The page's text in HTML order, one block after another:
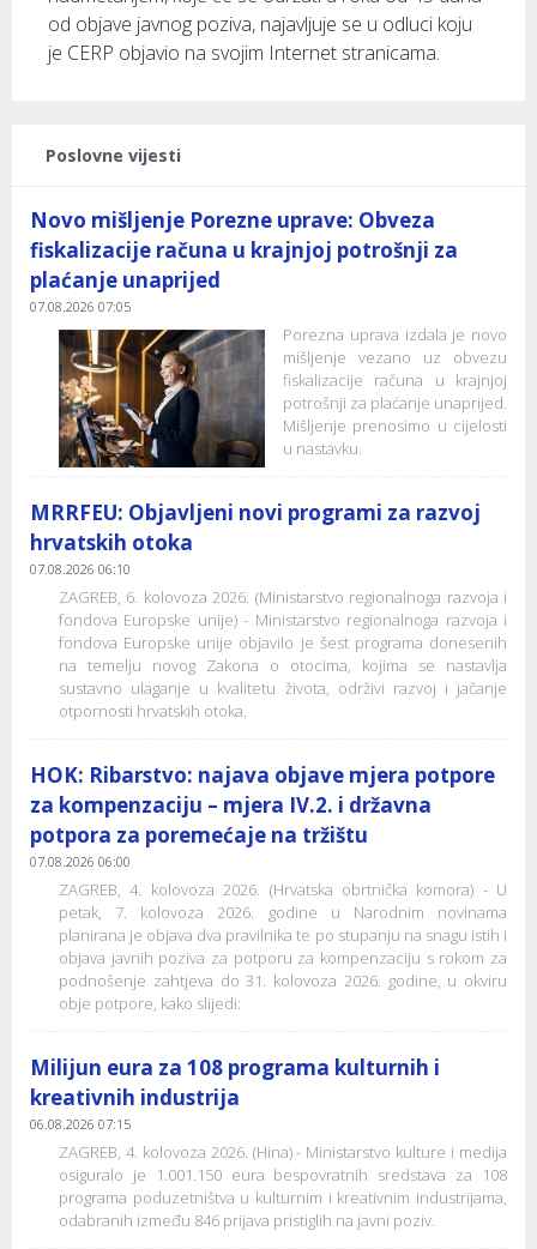
od objave javnog poziva, najavljuje se u odluci koju
je CERP objavio na svojim Internet stranicama.
Poslovne vijesti
Novo mišljenje Porezne uprave: Obveza
fiskalizacije računa u krajnjoj potrošnji za
plaćanje unaprijed
07.08.2026 07:05
Porezna uprava izdala je novo
mišljenje vezano uz obvezu
fiskalizacije računa u krajnjoj
potrošnji za plaćanje unaprijed.
Mišljenje prenosimo u cijelosti
u nastavku.
MRRFEU: Objavljeni novi programi za razvoj
hrvatskih otoka
07.08.2026 06:10
ZAGREB, 6. kolovoza 2026. (Ministarstvo regionalnoga razvoja i
fondova Europske unije) - Ministarstvo regionalnoga razvoja i
fondova Europske unije objavilo je šest programa donesenih
na temelju novog Zakona o otocima, kojima se nastavlja
sustavno ulaganje u kvalitetu života, održivi razvoj i jačanje
otpornosti hrvatskih otoka.
HOK: Ribarstvo: najava objave mjera potpore
za kompenzaciju – mjera IV.2. i državna
potpora za poremećaje na tržištu
07.08.2026 06:00
ZAGREB, 4. kolovoza 2026. (Hrvatska obrtnička komora) - U
petak, 7. kolovoza 2026. godine u Narodnim novinama
planirana je objava dva pravilnika te po stupanju na snagu istih i
objava javnih poziva za potporu za kompenzaciju s rokom za
podnošenje zahtjeva do 31. kolovoza 2026. godine, u okviru
obje potpore, kako slijedi:
Milijun eura za 108 programa kulturnih i
kreativnih industrija
06.08.2026 07:15
ZAGREB, 4. kolovoza 2026. (Hina) - Ministarstvo kulture i medija
osiguralo je 1.001.150 eura bespovratnih sredstava za 108
programa poduzetništva u kulturnim i kreativnim industrijama,
odabranih između 846 prijava pristiglih na javni poziv.